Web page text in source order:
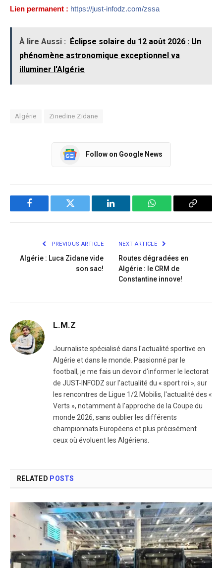
Lien permanent : https://just-infodz.com/zssa
À lire Aussi :
Éclipse solaire du 12 août 2026 : Un
phénomène astronomique exceptionnel va
illuminer l'Algérie
Algérie Zinedine Zidane
Follow on Google News
Facebook Twitter LinkedIn WhatsApp Copy
PREVIOUS ARTICLE
Algérie : Luca Zidane vide
son sac!
NEXT ARTICLE
Routes dégradées en
Algérie : le CRM de
Constantine innove!
L.M.Z
Journaliste spécialisé dans l'actualité sportive en
Algérie et dans le monde. Passionné par le
football, je me fais un devoir d'informer le lectorat
de JUST-INFODZ sur l'actualité du « sport roi », sur
les rencontres de Ligue 1/2 Mobilis, l'actualité des «
Verts », notamment à l'approche de la Coupe du
monde 2026, sans oublier les différents
championnats Européens et plus précisément
ceux où évoluent les Algériens.
RELATED POSTS